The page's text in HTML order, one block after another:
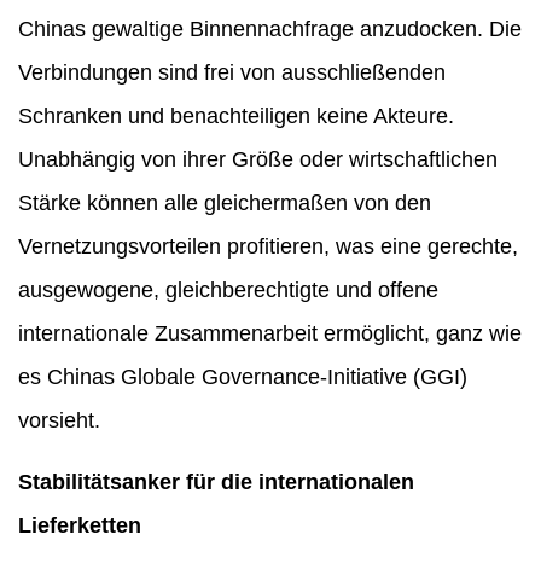
Chinas gewaltige Binnennachfrage anzudocken. Die
Verbindungen sind frei von ausschließenden
Schranken und benachteiligen keine Akteure.
Unabhängig von ihrer Größe oder wirtschaftlichen
Stärke können alle gleichermaßen von den
Vernetzungsvorteilen profitieren, was eine gerechte,
ausgewogene, gleichberechtigte und offene
internationale Zusammenarbeit ermöglicht, ganz wie
es Chinas Globale Governance-Initiative (GGI)
vorsieht.
Stabilitätsanker für die internationalen
Lieferketten